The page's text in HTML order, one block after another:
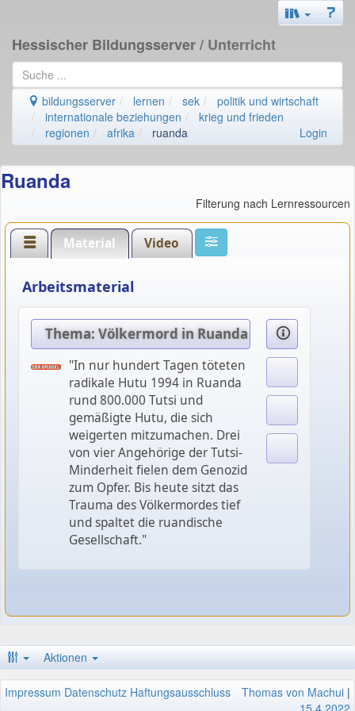
Hessischer Bildungsserver/ Unterricht
bildungsserver lernen sek
politik und wirtschaft
internationale beziehungen
krieg und frieden
regionen
afrika ruanda Login
Ruanda
Filterung nach Lernressourcen
Material Video
Arbeitsmaterial
Thema: Völkermord in Ruanda
"In nur hundert Tagen töteten
radikale Hutu 1994 in Ruanda
rund 800.000 Tutsi und
gemäßigte Hutu, die sich
weigerten mitzumachen. Drei
von vier Angehörige der Tutsi-
Minderheit fielen dem Genozid
zum Opfer. Bis heute sitzt das
Trauma des Völkermordes tief
und spaltet die ruandische
Gesellschaft."
Aktionen
Impressum Datenschutz Haftungsausschluss Thomas von Machui |
15.4.2022